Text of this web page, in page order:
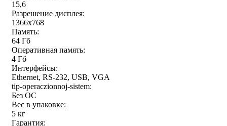
15,6
Разрешение дисплея:
1366x768
Память:
64 Гб
Оперативная память:
4 Гб
Интерфейсы:
Ethernet, RS-232, USB, VGA
tip-operaczionnoj-sistem:
Без ОС
Вес в упаковке:
5 кг
Гарантия: